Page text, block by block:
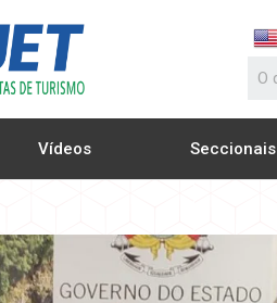
Vídeos Seccionais